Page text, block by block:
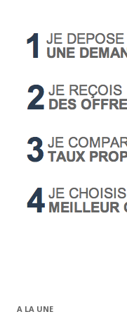
A LA UNE